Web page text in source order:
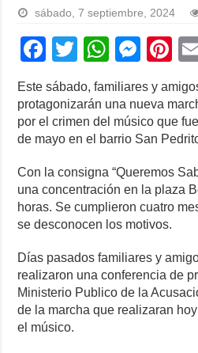
sábado, 7 septiembre, 2024
F
a
c
e
b
o
o
k
T
wi
tt
er
W
h
at
s
A
p
p
M
ss
e
n
g
er
Pi
nt
er
e
st
Este sábado, familiares y
protagonizarán una nueva
por el crimen del músico que
de mayo en el barrio San
Con la consigna “Queremos
una concentración en la plaza
horas. Se cumplieron cuatro
se desconocen los motivos.
Días pasados familiares y
realizaron una conferencia de
Ministerio Publico de la
de la marcha que realizaran
el músico.